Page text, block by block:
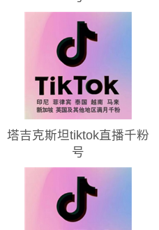
塔吉克斯坦tiktok直播千粉
号